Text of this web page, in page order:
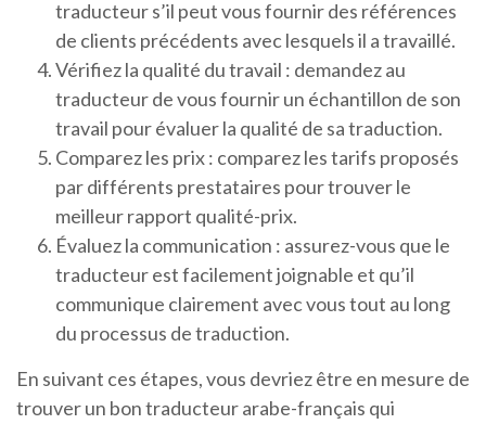
traducteur s’il peut vous fournir des références
de clients précédents avec lesquels il a travaillé.
Vérifiez la qualité du travail : demandez au
traducteur de vous fournir un échantillon de son
travail pour évaluer la qualité de sa traduction.
Comparez les prix : comparez les tarifs proposés
par différents prestataires pour trouver le
meilleur rapport qualité-prix.
Évaluez la communication : assurez-vous que le
traducteur est facilement joignable et qu’il
communique clairement avec vous tout au long
du processus de traduction.
En suivant ces étapes, vous devriez être en mesure de
trouver un bon traducteur arabe-français qui